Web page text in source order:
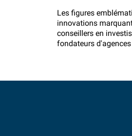
Les figures
innovations
conseillers en
fondateurs